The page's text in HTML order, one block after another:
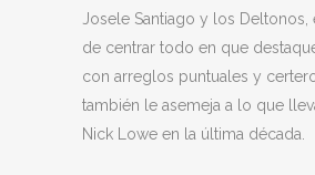
Josele Santiago y los Deltonos,
de centrar todo en que
con arreglos puntuales y
también le asemeja a lo que
Nick Lowe en la última década.